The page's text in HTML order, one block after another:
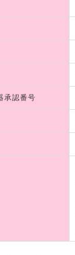
承認番号